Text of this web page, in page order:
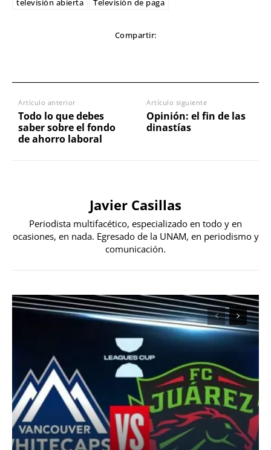
televisión abierta Televisión de paga
Compartir:
Artículo anterior
Todo lo que debes
saber sobre el fondo
de ahorro laboral
Artículo siguiente
Opinión: el fin de las
dinastías
Javier Casillas
Periodista multifacético, especializado en todo y en
ocasiones, en nada. Egresado de la UNAM, en periodismo y
comunicación.